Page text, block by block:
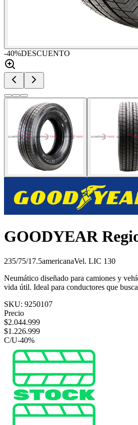
-40%DESCUENTO
GOODYEAR
235/75/17.5americanaVel. LIC 130
Neumático diseñado para camiones y
vida útil. Ideal para conductores que
SKU: 9250107
Precio
$2.044.999
$1.226.999
C/U-40%